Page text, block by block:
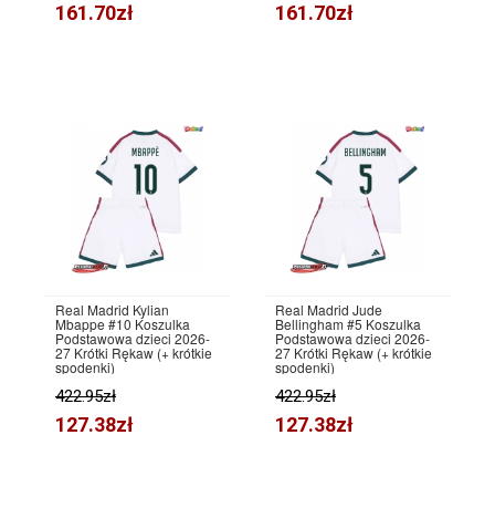
161.70zł 161.70zł
Real Madrid Kylian
Mbappe #10 Koszulka
Podstawowa dzieci 2026-
27 Krótki Rękaw (+ krótkie
spodenki)
422.95zł
127.38zł
Real Madrid Jude
Bellingham #5 Koszulka
Podstawowa dzieci 2026-
27 Krótki Rękaw (+ krótkie
spodenki)
422.95zł
127.38zł